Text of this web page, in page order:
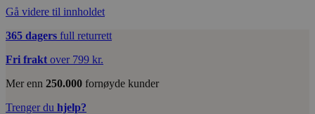
Gå videre til innholdet
365 dagers full returrett
Fri frakt over 799 kr.
Mer enn 250.000 fornøyde kunder
Trenger du hjelp?